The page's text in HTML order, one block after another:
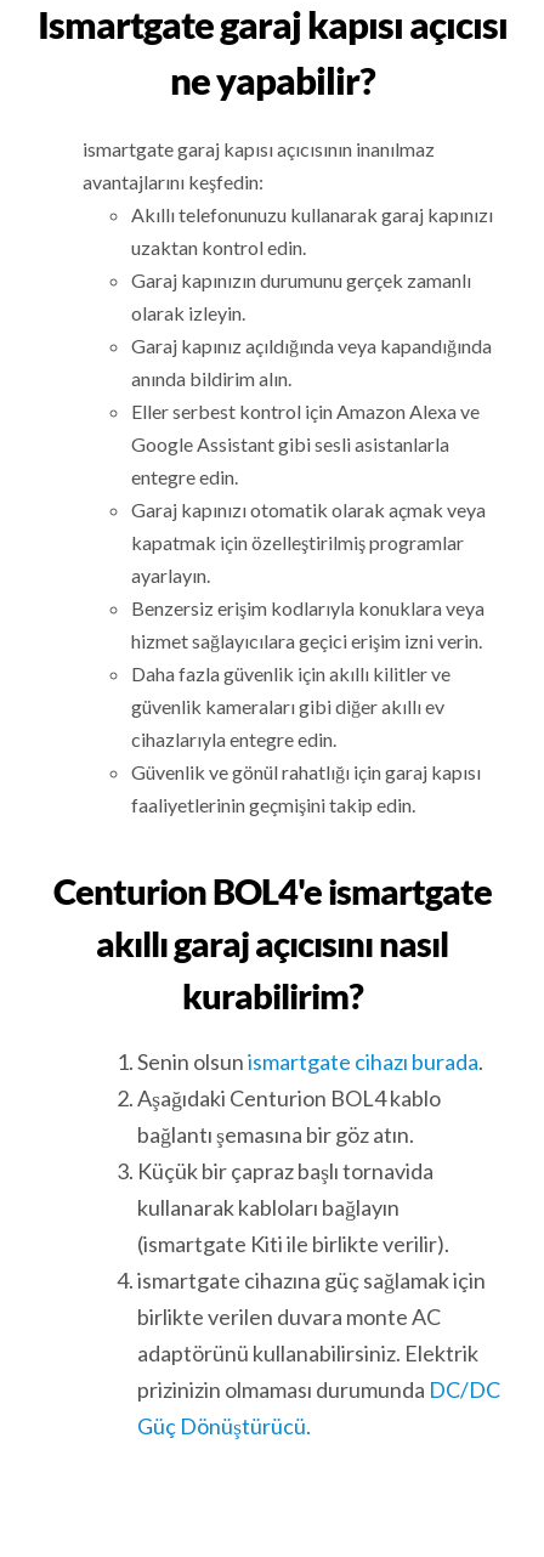
Ismartgate garaj kapısı açıcısı
ne yapabilir?
ismartgate garaj kapısı açıcısının inanılmaz
avantajlarını keşfedin:
Akıllı telefonunuzu kullanarak garaj kapınızı
uzaktan kontrol edin.
Garaj kapınızın durumunu gerçek zamanlı
olarak izleyin.
Garaj kapınız açıldığında veya kapandığında
anında bildirim alın.
Eller serbest kontrol için Amazon Alexa ve
Google Assistant gibi sesli asistanlarla
entegre edin.
Garaj kapınızı otomatik olarak açmak veya
kapatmak için özelleştirilmiş programlar
ayarlayın.
Benzersiz erişim kodlarıyla konuklara veya
hizmet sağlayıcılara geçici erişim izni verin.
Daha fazla güvenlik için akıllı kilitler ve
güvenlik kameraları gibi diğer akıllı ev
cihazlarıyla entegre edin.
Güvenlik ve gönül rahatlığı için garaj kapısı
faaliyetlerinin geçmişini takip edin.
Centurion BOL4'e ismartgate
akıllı garaj açıcısını nasıl
kurabilirim?
Senin olsunismartgate cihazı burada.
Aşağıdaki Centurion BOL4 kablo
bağlantı şemasına bir göz atın.
Küçük bir çapraz başlı tornavida
kullanarak kabloları bağlayın
(ismartgate Kiti ile birlikte verilir).
ismartgate cihazına güç sağlamak için
birlikte verilen duvara monte AC
adaptörünü kullanabilirsiniz. Elektrik
prizinizin olmaması durumunda DC/DC
Güç Dönüştürücü.